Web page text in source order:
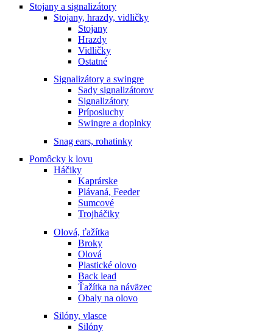
Stojany a signalizátory
Stojany, hrazdy, vidličky
Stojany
Hrazdy
Vidličky
Ostatné
Signalizátory a swingre
Sady signalizátorov
Signalizátory
Príposluchy
Swingre a doplnky
Snag ears, rohatinky
Pomôcky k lovu
Háčiky
Kaprárske
Plávaná, Feeder
Sumcové
Trojháčiky
Olová, ťažítka
Broky
Olová
Plastické olovo
Back lead
Ťažítka na náväzec
Obaly na olovo
Silóny, vlasce
Silóny